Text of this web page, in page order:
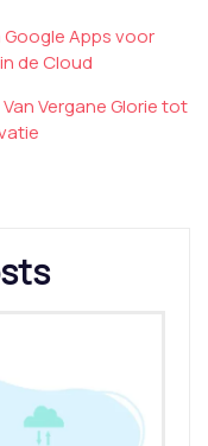
Apps voor
de Cloud
Vergane Glorie tot